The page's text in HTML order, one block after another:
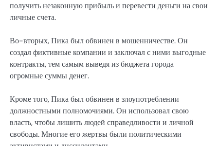
получить незаконную прибыль и перевести деньги на свои
личные счета.
Во-вторых, Пика был обвинен в мошенничестве. Он
создал фиктивные компании и заключал с ними выгодные
контракты, тем самым выведя из бюджета города
огромные суммы денег.
Кроме того, Пика был обвинен в злоупотреблении
должностными полномочиями. Он использовал свою
власть, чтобы лишить людей справедливости и личной
свободы. Многие его жертвы были политическими